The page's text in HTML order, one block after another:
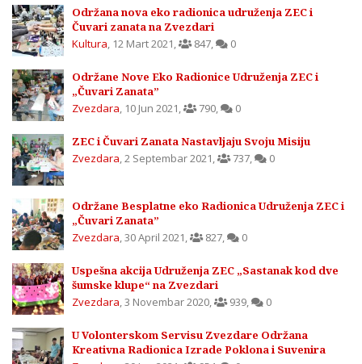
Održana nova eko radionica udruženja ZEC i
Čuvari zanata na Zvezdari
Kultura, 12 Mart 2021, 847, 0
Održane Nove Eko Radionice Udruženja ZEC i
„Čuvari Zanata”
Zvezdara, 10 Jun 2021, 790, 0
ZEC i Čuvari Zanata Nastavljaju Svoju Misiju
Zvezdara,2 Septembar 2021, 737, 0
Održane Besplatne eko Radionica Udruženja ZEC i
„Čuvari Zanata”
Zvezdara,30 April 2021, 827, 0
Uspešna akcija Udruženja ZEC „Sastanak kod dve
šumske klupe“ na Zvezdari
Zvezdara,3 Novembar 2020, 939, 0
U Volonterskom Servisu Zvezdare Održana
Kreativna Radionica Izrade Poklona i Suvenira